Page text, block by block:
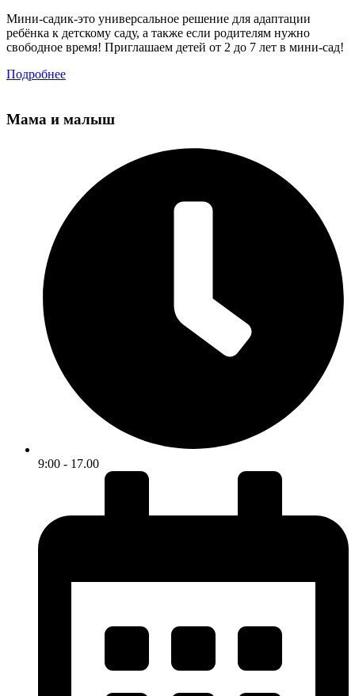
Мини-садик-это универсальное решение для адаптации
ребёнка к детскому саду, а также если родителям нужно
свободное время! Приглашаем детей от 2 до 7 лет в мини-сад!
Подробнее
Мама и малыш
9:00 - 17.00